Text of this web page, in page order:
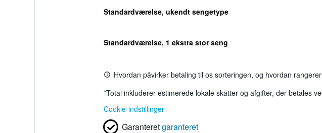
Standardværelse, ukendt sengetype
Standardværelse, 1 ekstra stor seng
Hvordan påvirker betaling til os sorteringen, og hvordan
*Total inkluderer estimerede lokale skatter og afgifter, der betales
Cookie-indstillinger
Garanteretgaranteret